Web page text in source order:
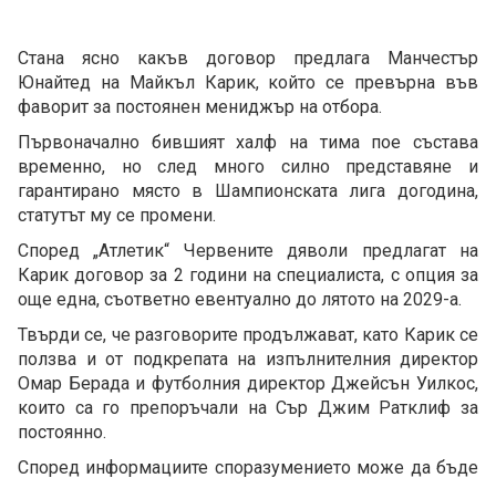
Стана ясно какъв договор предлага Манчестър
Юнайтед на Майкъл Карик, който се превърна във
фаворит за постоянен мениджър на отбора.
Първоначално бившият халф на тима пое състава
временно, но след много силно представяне и
гарантирано място в Шампионската лига догодина,
статутът му се промени.
Според „Атлетик“ Червените дяволи предлагат на
Карик договор за 2 години на специалиста, с опция за
още една, съответно евентуално до лятото на 2029-а.
Твърди се, че разговорите продължават, като Карик се
ползва и от подкрепата на изпълнителния директор
Омар Берада и футболния директор Джейсън Уилкос,
които са го препоръчали на Сър Джим Ратклиф за
постоянно.
Според информациите споразумението може да бъде